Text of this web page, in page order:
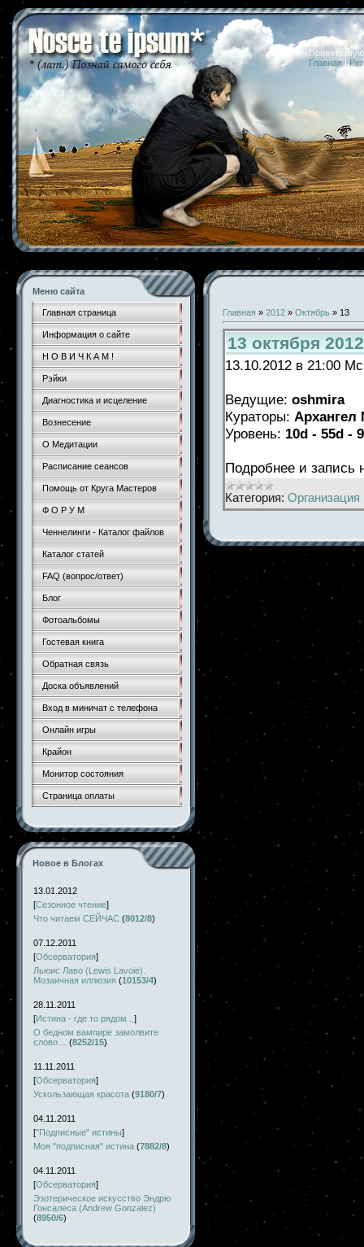
07.08.2026
Главная |
Меню сайта
Главная страница
Информация о сайте
Н О В И Ч К А М !
Рэйки
Диагностика и исцеление
Вознесение
О Медитации
Расписание сеансов
Помощь от Круга Мастеров
Ф О Р У М
Ченнелинги - Каталог файлов
Каталог статей
FAQ (вопрос/ответ)
Блог
Фотоальбомы
Гостевая книга
Обратная связь
Доска объявлений
Вход в миничат с телефона
Онлайн игры
Крайон
Монитор состояния
Страница оплаты
Новое в Блогах
13.01.2012
[Сезонное чтение]
Что читаем СЕЙЧАС (8012/8)
07.12.2011
[Обсерватория]
Льюис Лаво (Lewis Lavoie).
Мозаичная иллюзия (10153/4)
28.11.2011
[Истина - где то рядом... ]
О бедном вампире замолвите
слово…
(8252/15)
11.11.2011
[Обсерватория]
Ускользающая красота (9180/7)
04.11.2011
["Подписные" истины]
Моя "подписная" истина (7882/8)
04.11.2011
[Обсерватория]
Эзотерическое искусство Эндрю
Гонсалеса (Andrew Gonzalez)
(8950/6)
Главная » 2012 » Октябрь » 13
13 октября
13.10.2012 в 21:00
Ведущие: oshmira
Кураторы: Архангел
Уровень: 10d - 55d -
Подробнее и
Категория: